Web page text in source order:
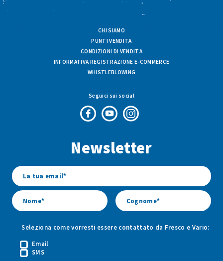
CHI SIAMO
PUNTI VENDITA
CONDIZIONI DI VENDITA
INFORMATIVA REGISTRAZIONE E-COMMERCE
WHISTLEBLOWING
Seguici sui social
di
di
di
Newsletter
Seleziona come vorresti essere contattato da Fresco e Vario:
Email
SMS